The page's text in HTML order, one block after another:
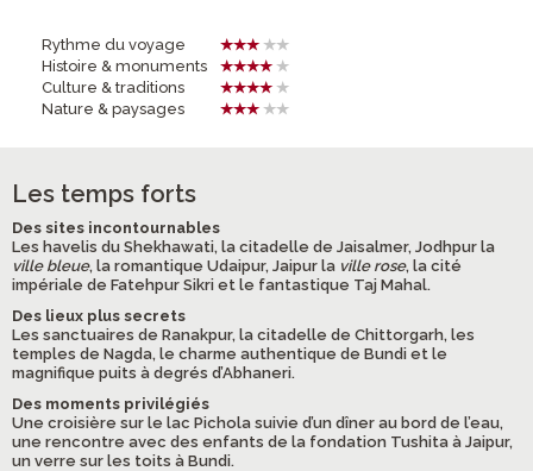
Rythme du voyage
Histoire & monuments
Culture & traditions
Nature & paysages
Les temps forts
Des sites incontournables
Les havelis du Shekhawati, la citadelle de Jaisalmer, Jodhpur la
ville bleue, la romantique Udaipur, Jaipur la ville rose, la cité
impériale de Fatehpur Sikri et le fantastique Taj Mahal.
Des lieux plus secrets
Les sanctuaires de Ranakpur, la citadelle de Chittorgarh, les
temples de Nagda, le charme authentique de Bundi et le
magnifique puits à degrés d’Abhaneri.
Des moments privilégiés
Une croisière sur le lac Pichola suivie d’un dîner au bord de l’eau,
une rencontre avec des enfants de la fondation Tushita à Jaipur,
un verre sur les toits à Bundi.